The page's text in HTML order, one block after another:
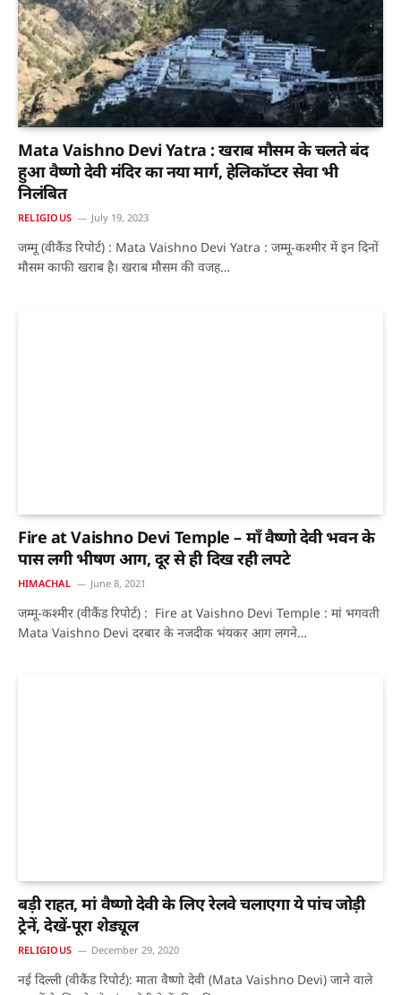
Mata Vaishno Devi Yatra : खराब मौसम के चलते बंद
हुआ वैष्णो देवी मंदिर का नया मार्ग, हेलिकॉप्टर सेवा भी
निलंबित
RELIGIOUS July 19, 2023
जम्मू (वीकैंड रिपोर्ट) : Mata Vaishno Devi Yatra : जम्मू-कश्मीर में इन दिनों
मौसम काफी खराब है। खराब मौसम की वजह…
Fire at Vaishno Devi Temple – माँ वैष्णो देवी भवन के
पास लगी भीषण आग, दूर से ही दिख रही लपटे
HIMACHAL June 8, 2021
जम्मू-कश्मीर (वीकैंड रिपोर्ट) : Fire at Vaishno Devi Temple : मां भगवती
Mata Vaishno Devi दरबार के नजदीक भंयकर आग लगने…
बड़ी राहत, मां वैष्णो देवी के लिए रेलवे चलाएगा ये पांच जोड़ी
ट्रेनें, देखें-पूरा शेड्यूल
RELIGIOUS December 29, 2020
नई दिल्ली (वीकैंड रिपोर्ट): माता वैष्णो देवी (Mata Vaishno Devi) जाने वाले